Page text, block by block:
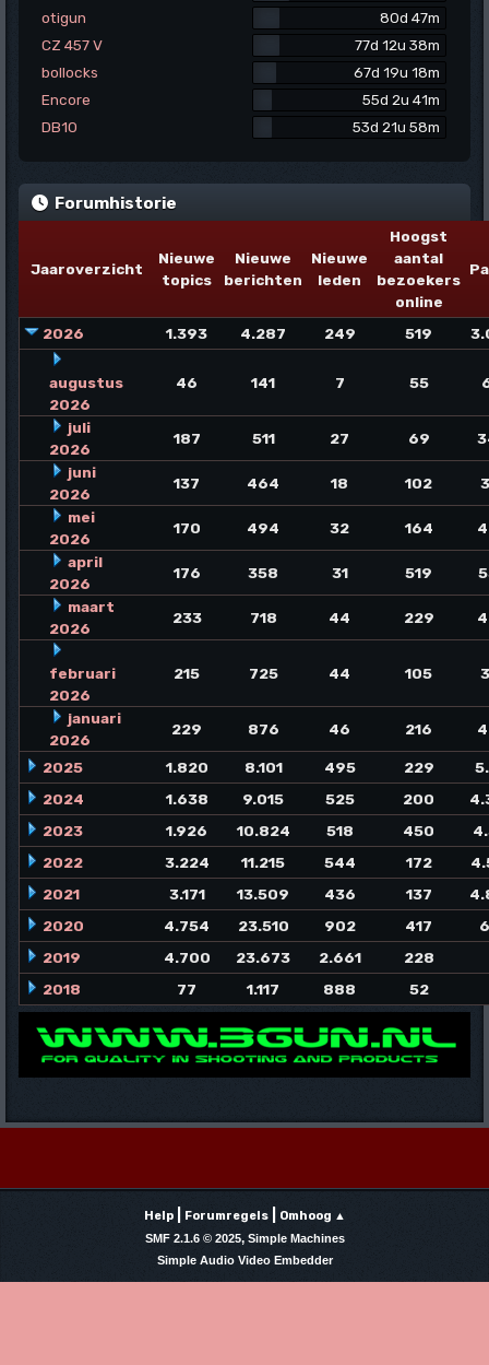
otigun
80d 47m
CZ 457 V
77d 12u 38m
bollocks
67d 19u 18m
Encore
55d 2u 41m
DB10
53d 21u 58m
Forumhistorie
Jaaroverzicht
Nieuwe
topics
Nieuwe
berichten
Nieuwe
leden
Hoogst
aantal
bezoekers
online
2026 1.393 4.287 249 519
augustus
2026
46 141 7 55
juli
2026
187 511 27 69
juni
2026
137 464 18 102
mei
2026
170 494 32 164
april
2026
176 358 31 519
maart
2026
233 718 44 229
februari
2026
215 725 44 105
januari
2026
229 876 46 216
2025 1.820 8.101 495 229
2024
1.638 9.015 525 200
2023
1.926 10.824 518 450
2022
3.224 11.215 544 172
2021
3.171 13.509 436 137
2020
4.754 23.510 902 417
2019
4.700 23.673 2.661
228
2018
77 1.117 888 52
Help| Forumregels| Omhoog ▲
SMF 2.1.6 © 2025, Simple Machines
Simple Audio Video Embedder